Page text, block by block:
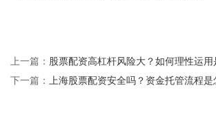
上一篇： 股票配资高杠杆风险大？如何理性运用
下一篇： 上海股票配资安全吗？资金托管流程是